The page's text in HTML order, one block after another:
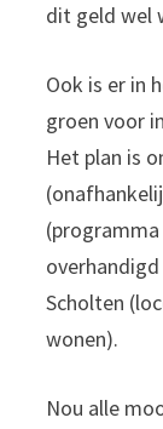
dit geld wel
Ook is er in
groen voor
Het plan is
Scholten
wonen).
Nou alle